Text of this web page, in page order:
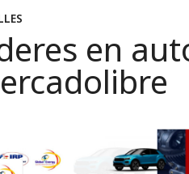
en